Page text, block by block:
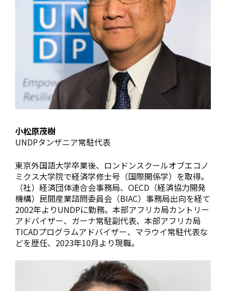
小松原茂樹
UNDPタンザニア常駐代表
東京外国語大学卒業後、ロンドンスクールオブエコノ
ミクス大学院で経済学修士号（国際関係学）を取得。
（社）経済団体連合会事務局、OECD（経済協力開発
機構）民間産業諮問委員会（BIAC）事務局出向を経て
2002年よりUNDPに勤務。本部アフリカ局カントリー
アドバイザー、ガーナ常駐副代表、本部アフリカ局
TICADプログラムアドバイザー、マラウイ常駐代表な
どを歴任、2023年10月より現職。